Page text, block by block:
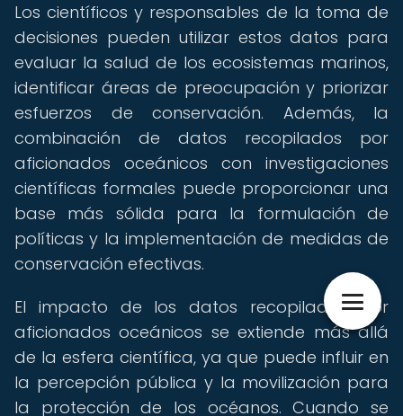
Los científicos y responsables de la toma de
decisiones pueden utilizar estos datos para
evaluar la salud de los ecosistemas marinos,
identificar áreas de preocupación y priorizar
esfuerzos de conservación. Además, la
combinación de datos recopilados por
aficionados oceánicos con investigaciones
científicas formales puede proporcionar una
base más sólida para la formulación de
políticas y la implementación de medidas de
conservación efectivas.
El impacto de los datos recopilados por
aficionados oceánicos se extiende más allá
de la esfera científica, ya que puede influir en
la percepción pública y la movilización para
la protección de los océanos. Cuando se